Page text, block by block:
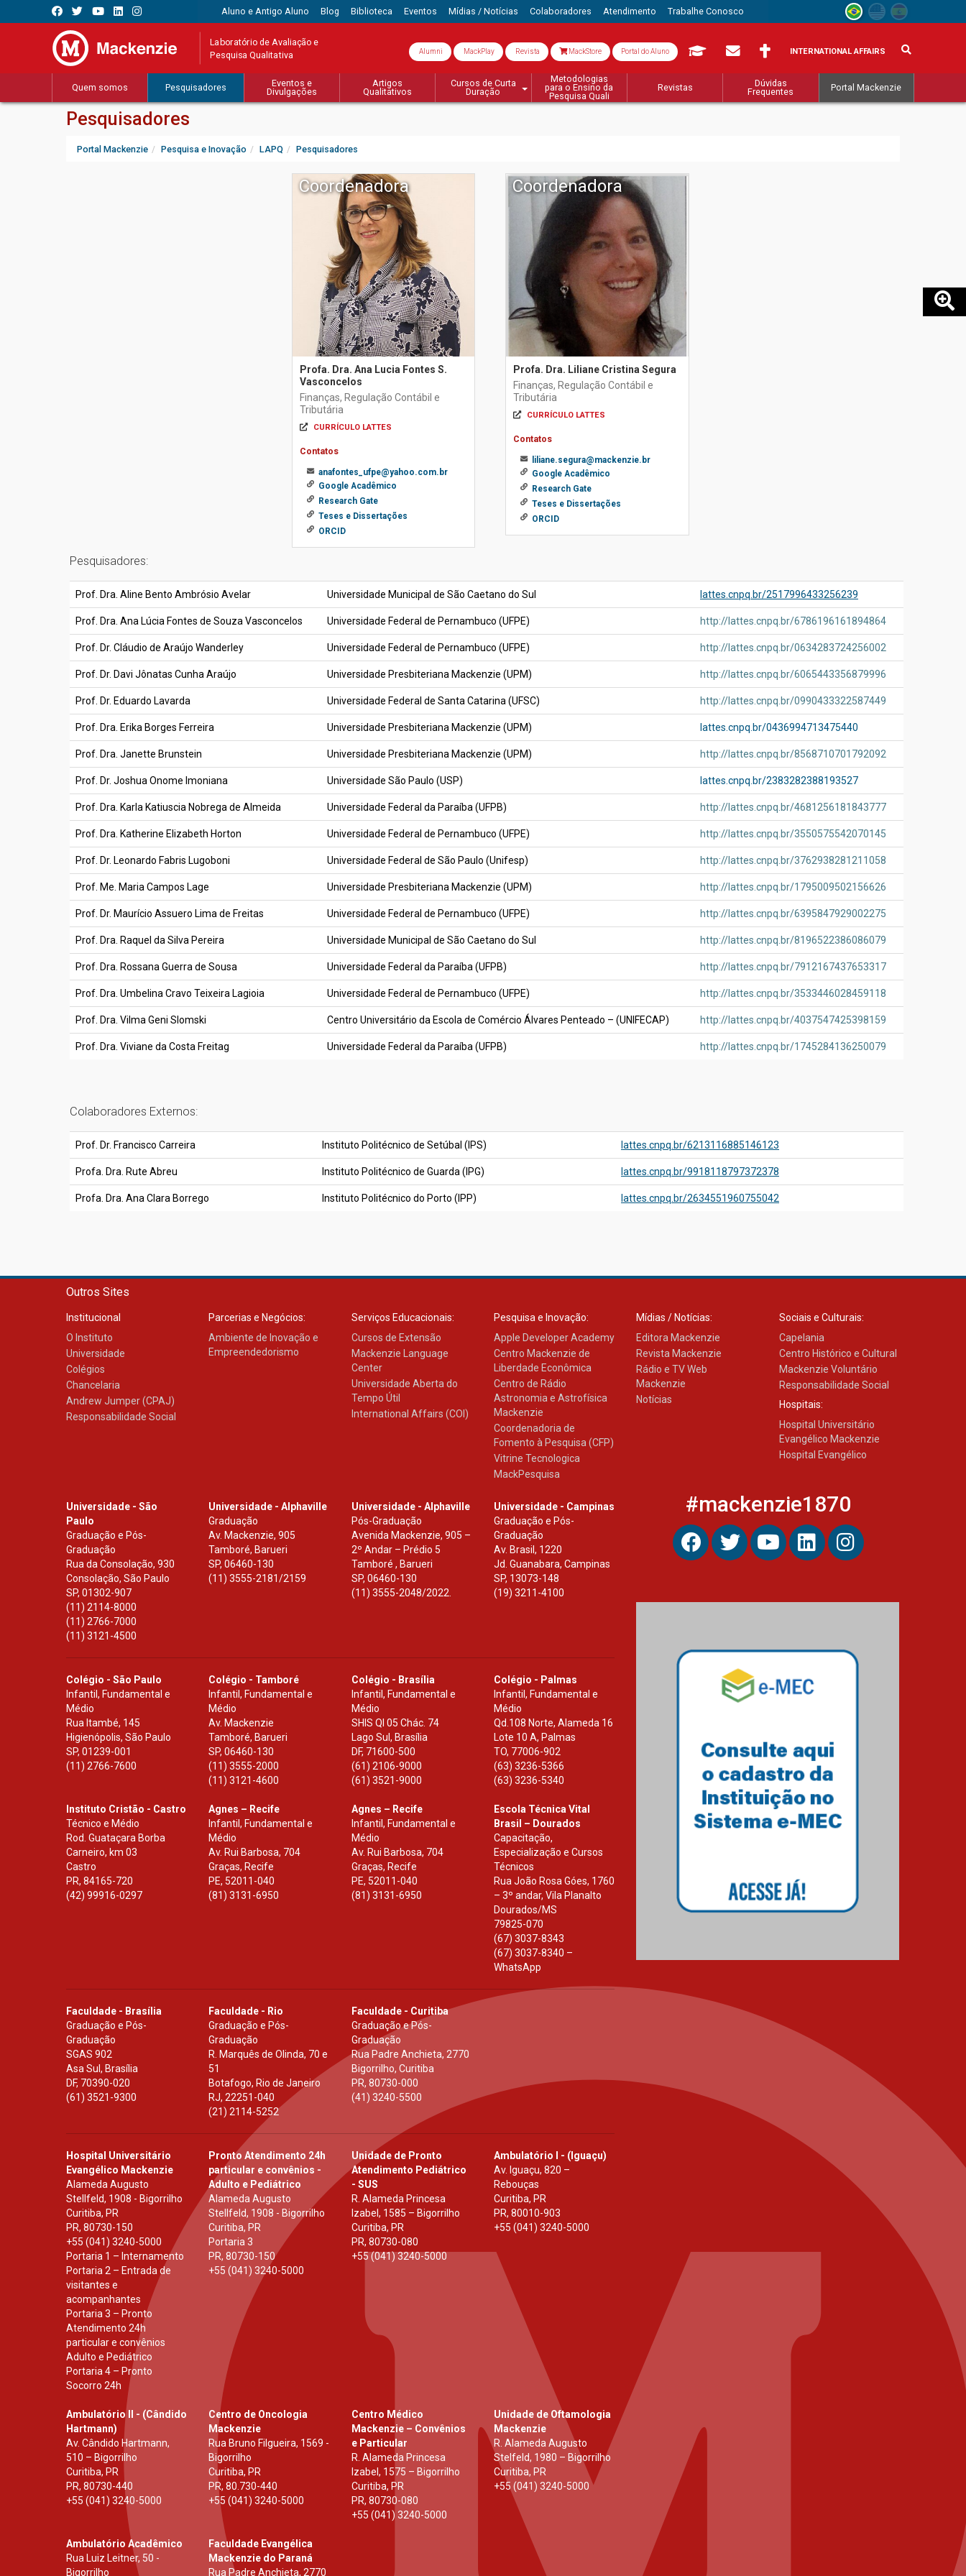
Aluno e Antigo Aluno Blog Biblioteca Eventos Mídias / Notícias Colaboradores Atendimento Trabalhe Conosco
Laboratório de Avaliação e
Pesquisa Qualitativa Alumni MackPlay Revista MackStore Portal do Aluno INTERNATIONAL AFFAIRS
Quem somos Pesquisadores
Eventos e
Divulgações
Artigos
Qualitativos
Cursos de Curta
Duração
Metodologias
para o Ensino da
Pesquisa Quali
Revistas
Dúvidas
Frequentes
Portal Mackenzie
Pesquisadores
Portal Mackenzie Pesquisa e Inovação LAPQ Pesquisadores
Coordenadora
Profa. Dra. Ana Lucia Fontes S.
Vasconcelos
Finanças, Regulação Contábil e
Tributária
CURRÍCULO LATTES
Contatos
anafontes_ufpe@yahoo.com.br
Google Acadêmico
Research Gate
Teses e Dissertações
ORCID
Coordenadora
Profa. Dra. Liliane Cristina Segura
Finanças, Regulação Contábil e
Tributária
CURRÍCULO LATTES
Contatos
liliane.segura@mackenzie.br
Google Acadêmico
Research Gate
Teses e Dissertações
ORCID
Pesquisadores:
Prof. Dra. Aline Bento Ambrósio Avelar Universidade Municipal de São Caetano do Sul lattes.cnpq.br/2517996433256239
Prof. Dra. Ana Lúcia Fontes de Souza Vasconcelos Universidade Federal de Pernambuco (UFPE) http://lattes.cnpq.br/6786196161894864
Prof. Dr. Cláudio de Araújo Wanderley Universidade Federal de Pernambuco (UFPE) http://lattes.cnpq.br/0634283724256002
Prof. Dr. Davi Jônatas Cunha Araújo Universidade Presbiteriana Mackenzie (UPM) http://lattes.cnpq.br/6065443356879996
Prof. Dr. Eduardo Lavarda Universidade Federal de Santa Catarina (UFSC) http://lattes.cnpq.br/0990433322587449
Prof. Dra. Erika Borges Ferreira Universidade Presbiteriana Mackenzie (UPM) lattes.cnpq.br/0436994713475440
Prof. Dra. Janette Brunstein Universidade Presbiteriana Mackenzie (UPM) http://lattes.cnpq.br/8568710701792092
Prof. Dr. Joshua Onome Imoniana Universidade São Paulo (USP) lattes.cnpq.br/2383282388193527
Prof. Dra. Karla Katiuscia Nobrega de Almeida Universidade Federal da Paraíba (UFPB) http://lattes.cnpq.br/4681256181843777
Prof. Dra. Katherine Elizabeth Horton Universidade Federal de Pernambuco (UFPE) http://lattes.cnpq.br/3550575542070145
Prof. Dr. Leonardo Fabris Lugoboni Universidade Federal de São Paulo (Unifesp) http://lattes.cnpq.br/3762938281211058
Prof. Me. Maria Campos Lage Universidade Presbiteriana Mackenzie (UPM) http://lattes.cnpq.br/1795009502156626
Prof. Dr. Maurício Assuero Lima de Freitas Universidade Federal de Pernambuco (UFPE) http://lattes.cnpq.br/6395847929002275
Prof. Dra. Raquel da Silva Pereira Universidade Municipal de São Caetano do Sul http://lattes.cnpq.br/8196522386086079
Prof. Dra. Rossana Guerra de Sousa Universidade Federal da Paraíba (UFPB) http://lattes.cnpq.br/7912167437653317
Prof. Dra. Umbelina Cravo Teixeira Lagioia Universidade Federal de Pernambuco (UFPE) http://lattes.cnpq.br/3533446028459118
Prof. Dra. Vilma Geni Slomski Centro Universitário da Escola de Comércio Álvares Penteado – (UNIFECAP) http://lattes.cnpq.br/4037547425398159
Prof. Dra. Viviane da Costa Freitag Universidade Federal da Paraíba (UFPB) http://lattes.cnpq.br/1745284136250079
Colaboradores Externos:
Prof. Dr. Francisco Carreira Instituto Politécnico de Setúbal (IPS) lattes.cnpq.br/6213116885146123
Profa. Dra. Rute Abreu Instituto Politécnico de Guarda (IPG) lattes.cnpq.br/9918118797372378
Profa. Dra. Ana Clara Borrego Instituto Politécnico do Porto (IPP) lattes.cnpq.br/2634551960755042
Outros Sites
Institucional
O Instituto
Universidade
Colégios
Chancelaria
Andrew Jumper (CPAJ)
Responsabilidade Social
Parcerias e Negócios:
Ambiente de Inovação e
Empreendedorismo
Serviços Educacionais:
Cursos de Extensão
Mackenzie Language
Center
Universidade Aberta do
Tempo Útil
International Affairs (COI)
Pesquisa e Inovação:
Apple Developer Academy
Centro Mackenzie de
Liberdade Econômica
Centro de Rádio
Astronomia e Astrofísica
Mackenzie
Coordenadoria de
Fomento à Pesquisa (CFP)
Vitrine Tecnologica
MackPesquisa
Mídias / Notícias:
Editora Mackenzie
Revista Mackenzie
Rádio e TV Web
Mackenzie
Notícias
Sociais e Culturais:
Capelania
Centro Histórico e Cultural
Mackenzie Voluntário
Responsabilidade Social
Hospitais:
Hospital Universitário
Evangélico Mackenzie
Hospital Evangélico
Universidade - São
Paulo
Graduação e Pós-
Graduação
Rua da Consolação, 930
Consolação, São Paulo
SP, 01302-907
(11) 2114-8000
(11) 2766-7000
(11) 3121-4500
Universidade - Alphaville
Graduação
Av. Mackenzie, 905
Tamboré, Barueri
SP,06460-130
(11) 3555-2181/2159
Universidade - Alphaville
Pós-Graduação
Avenida Mackenzie, 905 –
2º Andar – Prédio 5
Tamboré , Barueri
SP, 06460-130
(11) 3555-2048/2022.
Universidade - Campinas
Graduação e Pós-
Graduação
Av. Brasil, 1220
Jd. Guanabara, Campinas
SP, 13073-148
(19) 3211-4100
Colégio - São Paulo
Infantil, Fundamental e
Médio
Rua Itambé, 145
Higienópolis, São Paulo
SP, 01239-001
(11) 2766-7600
Colégio - Tamboré
Infantil, Fundamental e
Médio
Av. Mackenzie
Tamboré, Barueri
SP,06460-130
(11) 3555-2000
(11) 3121-4600
Colégio - Brasília
Infantil, Fundamental e
Médio
SHIS Ql 05 Chác. 74
Lago Sul, Brasília
DF, 71600-500
(61) 2106-9000
(61) 3521-9000
Colégio - Palmas
Infantil, Fundamental e
Médio
Qd.108 Norte, Alameda 16
Lote 10 A, Palmas
TO, 77006-902
(63) 3236-5366
(63) 3236-5340
Instituto Cristão - Castro
Técnico e Médio
Rod. Guataçara Borba
Carneiro, km 03
Castro
PR, 84165-720
(42) 99916-0297
Agnes – Recife
Infantil, Fundamental e
Médio
Av. Rui Barbosa, 704
Graças, Recife
PE, 52011-040
(81) 3131-6950
Agnes – Recife
Infantil, Fundamental e
Médio
Av. Rui Barbosa, 704
Graças, Recife
PE, 52011-040
(81) 3131-6950
Escola Técnica Vital
Brasil – Dourados
Capacitação,
Especialização e Cursos
Técnicos
Rua João Rosa Góes, 1760
– 3º andar, Vila Planalto
Dourados/MS
79825-070
(67) 3037-8343
(67) 3037-8340 –
WhatsApp
Faculdade - Brasília
Graduação e Pós-
Graduação
SGAS 902
Asa Sul, Brasília
DF, 70390-020
(61) 3521-9300
Faculdade - Rio
Graduação e Pós-
Graduação
R. Marquês de Olinda, 70 e
51
Botafogo, Rio de Janeiro
RJ,22251-040
(21) 2114-5252
Faculdade - Curitiba
Graduação e Pós-
Graduação
Rua Padre Anchieta, 2770
Bigorrilho, Curitiba
PR, 80730-000
(41) 3240-5500
Hospital Universitário
Evangélico Mackenzie
Alameda Augusto
Stellfeld, 1908 - Bigorrilho
Curitiba, PR
PR, 80730-150
+55 (041) 3240-5000
Portaria 1 – Internamento
Portaria 2 – Entrada de
visitantes e
acompanhantes
Portaria 3 – Pronto
Atendimento 24h
particular e convênios
Adulto e Pediátrico
Portaria 4 – Pronto
Socorro 24h
Pronto Atendimento 24h
particular e convênios -
Adulto e Pediátrico
Alameda Augusto
Stellfeld, 1908 - Bigorrilho
Curitiba, PR
Portaria 3
PR,80730-150
+55 (041) 3240-5000
Unidade de Pronto
Atendimento Pediátrico
- SUS
R. Alameda Princesa
Izabel, 1585 – Bigorrilho
Curitiba, PR
PR, 80730-080
+55 (041) 3240-5000
Ambulatório I - (Iguaçu)
Av. Iguaçu, 820 –
Rebouças
Curitiba, PR
PR, 80010-903
+55 (041) 3240-5000
Ambulatório II - (Cândido
Hartmann)
Av. Cândido Hartmann,
510 – Bigorrilho
Curitiba, PR
PR, 80730-440
+55 (041) 3240-5000
Centro de Oncologia
Mackenzie
Rua Bruno Filgueira, 1569 -
Bigorrilho
Curitiba, PR
PR,80.730-440
+55 (041) 3240-5000
Centro Médico
Mackenzie – Convênios
e Particular
R. Alameda Princesa
Izabel, 1575 – Bigorrilho
Curitiba, PR
PR, 80730-080
+55 (041) 3240-5000
Unidade de Oftamologia
Mackenzie
R. Alameda Augusto
Stelfeld, 1980 – Bigorrilho
Curitiba, PR
+55 (041) 3240-5000
Ambulatório Acadêmico
Rua Luiz Leitner, 50 -
Bigorrilho
Faculdade Evangélica
Mackenzie do Paraná
Rua Padre Anchieta, 2770
#mackenzie1870